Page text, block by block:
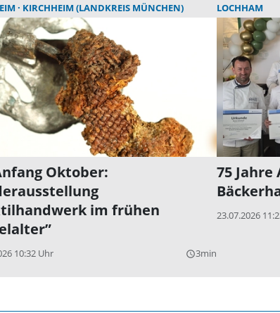
KIRCHHEIM (LANDKREIS MÜNCHEN)
Oktober:
im frühen
10:32 Uhr query_builder3min
LOCHHAM
75
23.07.2026